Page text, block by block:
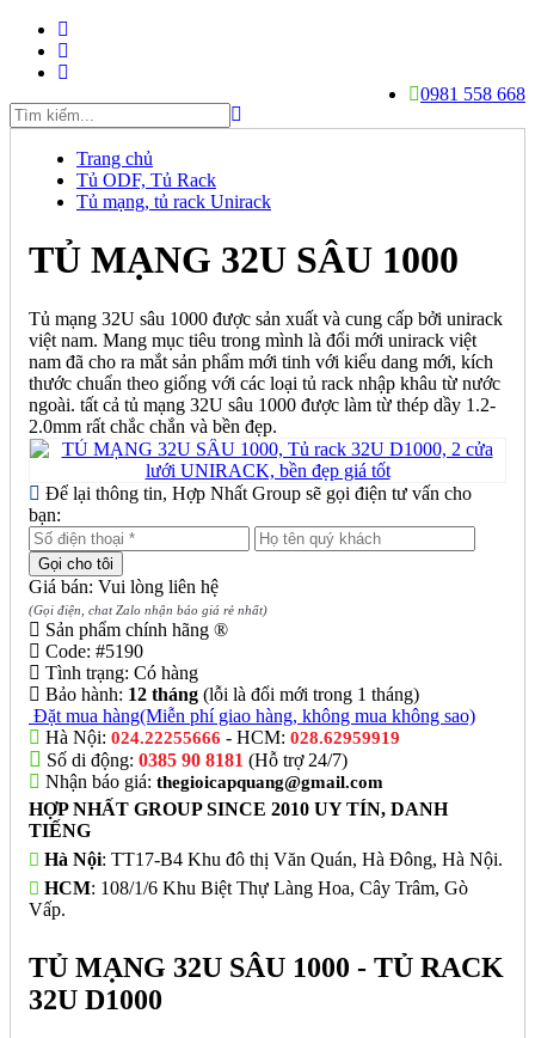
0981 558 668
Trang chủ
Tủ ODF, Tủ Rack
Tủ mạng, tủ rack Unirack
TỦ MẠNG 32U SÂU 1000
Tủ mạng 32U sâu 1000 được sản xuất và cung cấp bởi unirack
việt nam. Mang mục tiêu trong mình là đổi mới unirack việt
nam đã cho ra mắt sản phẩm mới tinh với kiểu dang mới, kích
thước chuẩn theo giống với các loại tủ rack nhập khâu từ nước
ngoài. tất cả tủ mạng 32U sâu 1000 được làm từ thép dầy 1.2-
2.0mm rất chắc chắn và bền đẹp.
Để lại thông tin, Hợp Nhất Group sẽ gọi điện tư vấn cho
bạn:
Giá bán: Vui lòng liên hệ
(Gọi điện, chat Zalo nhận báo giá rẻ nhất)
Sản phẩm chính hãng ®
Code: #5190
Tình trạng: Có hàng
Bảo hành: 12 tháng (lỗi là đổi mới trong 1 tháng)
Đặt mua hàng(Miễn phí giao hàng, không mua không sao)
Hà Nội: 024.22255666 - HCM: 028.62959919
Số di động: 0385 90 8181 (Hỗ trợ 24/7)
Nhận báo giá: thegioicapquang@gmail.com
HỢP NHẤT GROUP SINCE 2010 UY TÍN, DANH
TIẾNG
Hà Nội: TT17-B4 Khu đô thị Văn Quán, Hà Đông, Hà Nội.
HCM: 108/1/6 Khu Biệt Thự Làng Hoa, Cây Trâm, Gò
Vấp.
TỦ MẠNG 32U SÂU 1000 - TỦ RACK
32U D1000